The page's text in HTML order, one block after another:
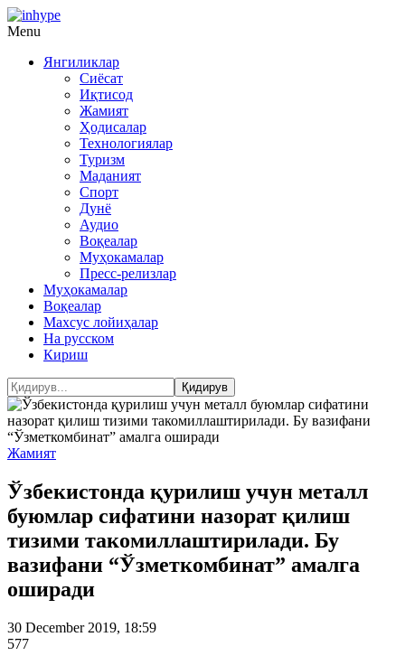
Menu
Янгиликлар
Сиёсат
Иқтисод
Жамият
Ҳодисалар
Технологиялар
Туризм
Маданият
Спорт
Дунё
Аудио
Воқеалар
Муҳокамалар
Пресс-релизлар
Муҳокамалар
Воқеалар
Махсус лойиҳалар
На русском
Кириш
Жамият
Ўзбекистонда қурилиш учун металл
буюмлар сифатини назорат қилиш
тизими такомиллаштирилади. Бу
вазифани “Ўзметкомбинат” амалга
оширади
30 December 2019, 18:59
577